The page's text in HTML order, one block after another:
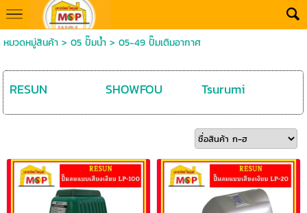
หมวดหมู่สินค้า> 05 ปั๊มน้ำ> 05-49 ปั๊มเติมอากาศ
RESUN SHOWFOU Tsurumi